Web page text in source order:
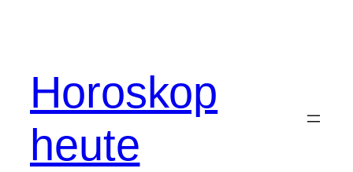
wechseln
Horoskop
heute